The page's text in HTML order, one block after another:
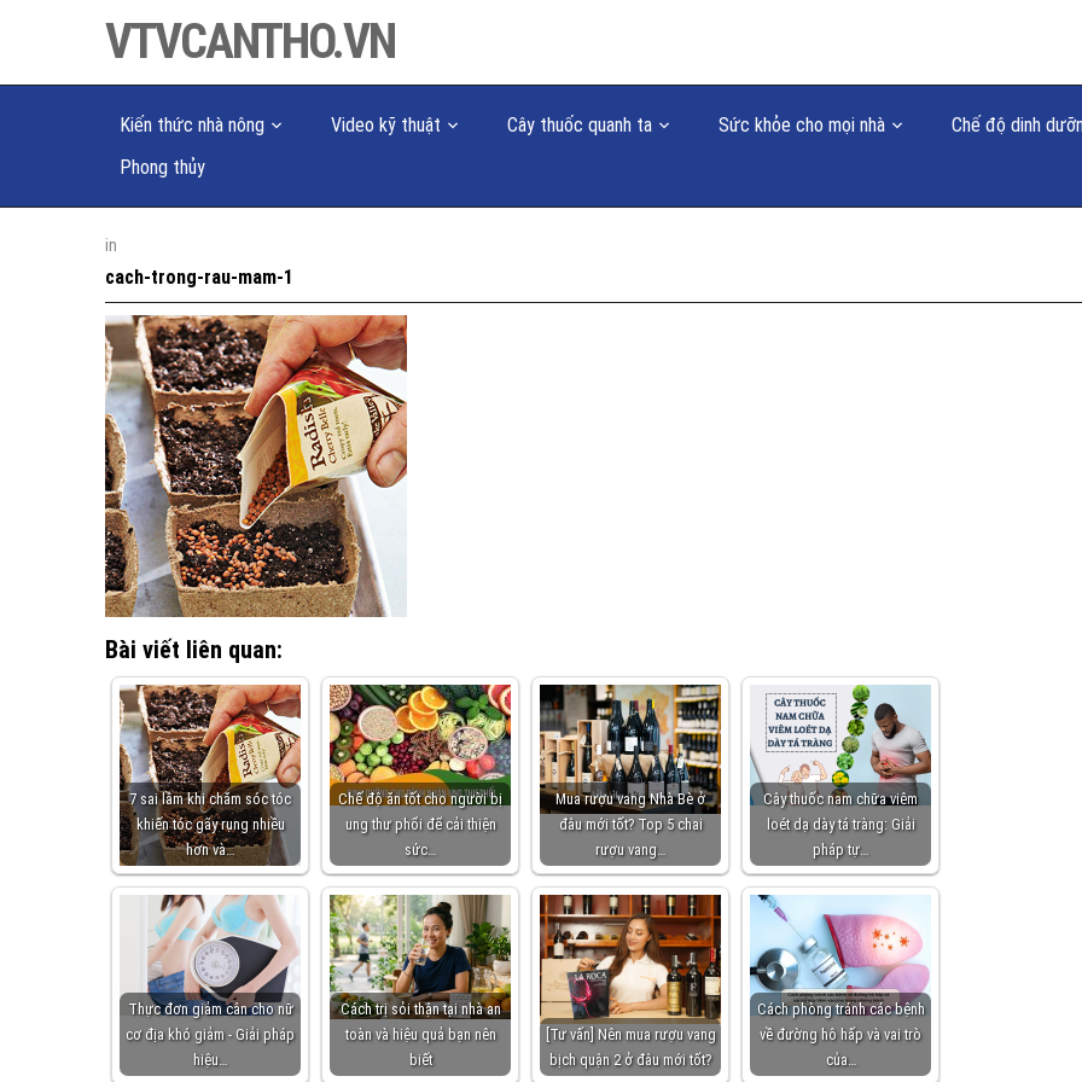
VTVCANTHO.VN
Kiến thức nhà nông Video kỹ thuật Cây thuốc quanh ta Sức khỏe cho mọi nhà
Chế độ dinh
Phong thủy
in
cach-trong-rau-mam-1
Bài viết liên quan:
7 sai lầm khi chăm sóc tóc
khiến tóc gãy rụng nhiều
hơn và…
Chế độ ăn tốt cho người bị
ung thư phổi để cải thiện
sức…
Mua rượu vang Nhà Bè ở
đâu mới tốt? Top 5 chai
rượu vang…
Cây thuốc nam chữa viêm
loét dạ dày tá tràng: Giải
pháp tự…
Thực đơn giảm cân cho nữ
cơ địa khó giảm - Giải pháp
hiệu…
Cách trị sỏi thận tại nhà an
toàn và hiệu quả bạn nên
biết
[Tư vấn] Nên mua rượu vang
bịch quận 2 ở đâu mới tốt?
Cách phòng tránh các bệnh
về đường hô hấp và vai trò
của…